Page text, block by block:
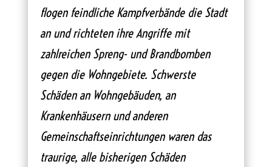
flogen feindliche Kampfverbände die Stadt
an und richteten ihre Angriffe mit
zahlreichen Spreng- und Brandbomben
gegen die Wohngebiete. Schwerste
Schäden an Wohngebäuden, an
Krankenhäusern und anderen
Gemeinschaftseinrichtungen waren das
traurige, alle bisherigen Schäden